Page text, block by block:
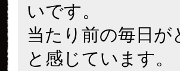
いです。
当たり前の毎日
と感じています。